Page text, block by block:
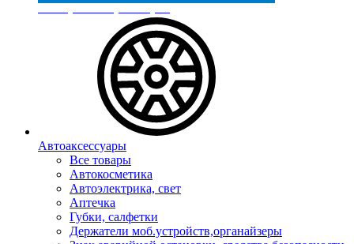
Реестр МинПромТорга
Автоаксессуары
Все товары
Автокосметика
Автоэлектрика, свет
Аптечка
Губки, салфетки
Держатели моб.устройств,органайзеры